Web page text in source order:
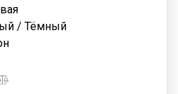
/ Тёмный